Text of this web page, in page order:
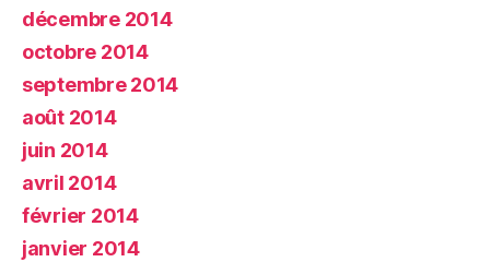
décembre 2014
octobre 2014
septembre 2014
août 2014
juin 2014
avril 2014
février 2014
janvier 2014